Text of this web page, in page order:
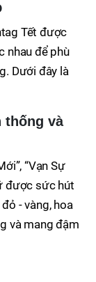
Tết được
nhau để phù
Dưới đây là
thống và
“Vạn Sự
được sức hút
- vàng, hoa
và mang đậm